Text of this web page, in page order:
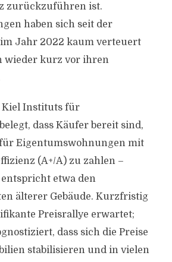
zurückzuführen ist.
haben sich seit der
Jahr 2022 kaum verteuert
wieder kurz vor ihren
Kiel Instituts für
dass Käufer bereit sind,
Eigentumswohnungen mit
(A+/A) zu zahlen –
etwa den
älterer Gebäude. Kurzfristig
Preisrallye erwartet;
dass sich die Preise
stabilisieren und in vielen